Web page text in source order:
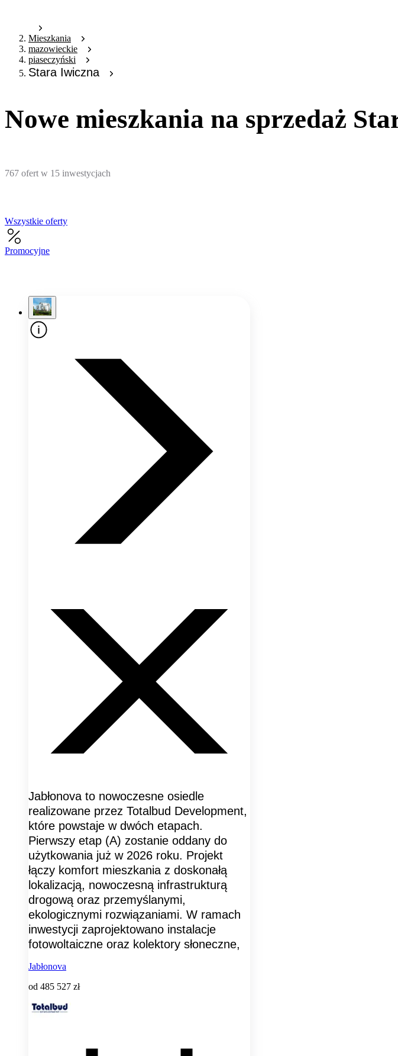
Mieszkania
mazowieckie
piaseczyński
Stara Iwiczna
Nowe mieszkania na sprzedaż
767 ofert w 15 inwestycjach
Wszystkie oferty
Promocyjne
Jabłonova to nowoczesne osiedle
realizowane przez Totalbud Development,
które powstaje w dwóch etapach.
Pierwszy etap (A) zostanie oddany do
użytkowania już w 2026 roku. Projekt
łączy komfort mieszkania z doskonałą
lokalizacją, nowoczesną infrastrukturą
drogową oraz przemyślanymi,
ekologicznymi rozwiązaniami. W ramach
inwestycji zaprojektowano instalacje
fotowoltaiczne oraz kolektory słoneczne,
Jabłonova
od 485 527 zł